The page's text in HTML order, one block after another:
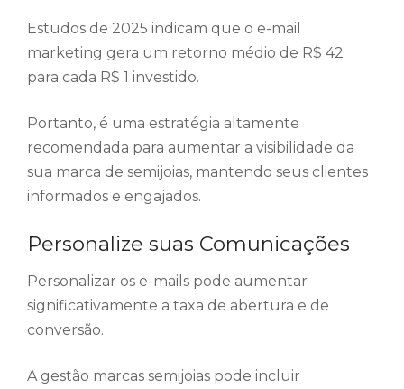
Estudos de 2025 indicam que o e-mail
marketing gera um retorno médio de R$ 42
para cada R$ 1 investido.
Portanto, é uma estratégia altamente
recomendada para aumentar a visibilidade da
sua marca de semijoias, mantendo seus clientes
informados e engajados.
Personalize suas Comunicações
Personalizar os e-mails pode aumentar
significativamente a taxa de abertura e de
conversão.
A gestão marcas semijoias pode incluir